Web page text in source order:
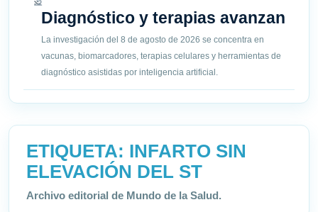
Diagnóstico y terapias avanzan
La investigación del 8 de agosto de 2026 se concentra en
vacunas, biomarcadores, terapias celulares y herramientas de
diagnóstico asistidas por inteligencia artificial.
ETIQUETA: INFARTO SIN
ELEVACIÓN DEL ST
Archivo editorial de Mundo de la Salud.